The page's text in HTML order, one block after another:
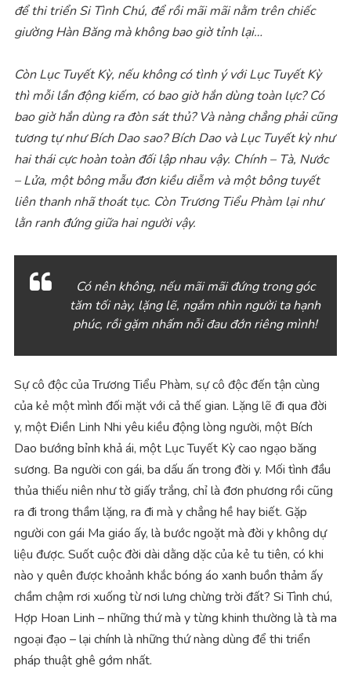
để thi triển Si Tình Chú, để rồi mãi mãi nằm trên chiếc
giường Hàn Băng mà không bao giờ tỉnh lại…
Còn Lục Tuyết Kỳ, nếu không có tình ý với Lục Tuyết Kỳ
thì mỗi lần động kiếm, có bao giờ hắn dùng toàn lực? Có
bao giờ hắn dùng ra đòn sát thủ? Và nàng chẳng phải cũng
tương tự như Bích Dao sao? Bích Dao và Lục Tuyết kỳ như
hai thái cực hoàn toàn đối lập nhau vậy. Chính – Tà, Nước
– Lửa, một bông mẫu đơn kiều diễm và một bông tuyết
liên thanh nhã thoát tục. Còn Trương Tiểu Phàm lại như
lằn ranh đứng giữa hai người vậy.
Có nên không, nếu mãi mãi đứng trong góc
tăm tối này, lặng lẽ, ngắm nhìn người ta hạnh
phúc, rồi gặm nhấm nỗi đau đớn riêng mình!
Sự cô độc của Trương Tiểu Phàm, sự cô độc đến tận cùng
của kẻ một mình đối mặt với cả thế gian. Lặng lẽ đi qua đời
y, một Điền Linh Nhi yêu kiều động lòng người, một Bích
Dao bướng bỉnh khả ái, một Lục Tuyết Kỳ cao ngạo băng
sương. Ba người con gái, ba dấu ấn trong đời y. Mối tình đầu
thủa thiếu niên như tờ giấy trắng, chỉ là đơn phương rồi cũng
ra đi trong thầm lặng, ra đi mà y chẳng hề hay biết. Gặp
người con gái Ma giáo ấy, là bước ngoặt mà đời y không dự
liệu được. Suốt cuộc đời dài dằng dặc của kẻ tu tiên, có khi
nào y quên được khoảnh khắc bóng áo xanh buồn thảm ấy
chầm chậm rơi xuống từ nơi lưng chừng trời đất? Si Tình chú,
Hợp Hoan Linh – những thứ mà y từng khinh thường là tà ma
ngoại đạo – lại chính là những thứ nàng dùng để thi triển
pháp thuật ghê gớm nhất.